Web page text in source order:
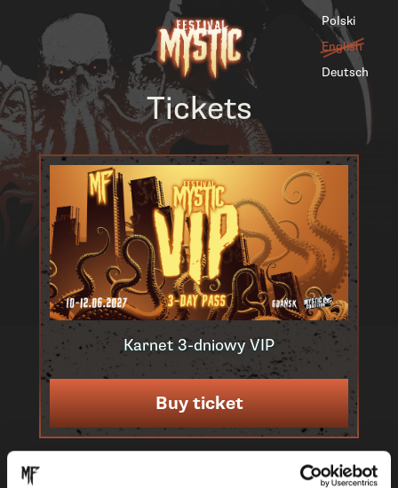
Polski
English
Deutsch
Tickets
Karnet 3-dniowy VIP
Buy ticket